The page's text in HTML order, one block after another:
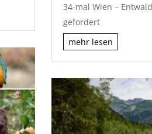
34-mal Wien –
gefordert
mehr lesen